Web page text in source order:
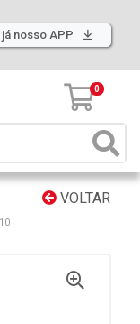
já nosso APP
0
VOLTAR